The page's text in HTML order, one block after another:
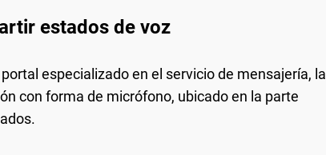
estados de voz
especializado en el servicio de mensajería, la
con forma de micrófono, ubicado en la parte